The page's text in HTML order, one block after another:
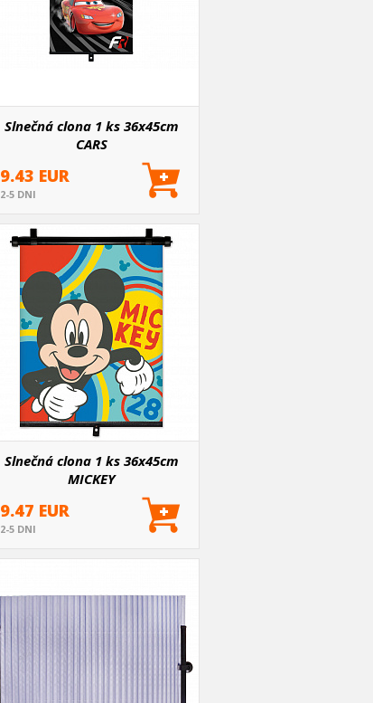
Slnečná clona 1 ks 36x45cm
CARS
9.43 EUR
2-5 DNI
Slnečná clona 1 ks 36x45cm
MICKEY
9.47 EUR
2-5 DNI